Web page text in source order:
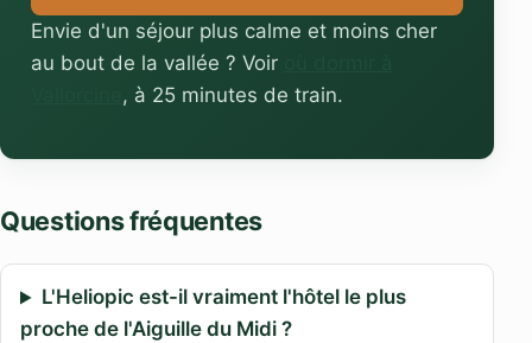
Envie d'un séjour plus calme et moins cher
au bout de la vallée ? Voir
, à 25 minutes de train.
Questions fréquentes
L'Heliopic est-il vraiment l'hôtel le plus
proche de l'Aiguille du Midi ?